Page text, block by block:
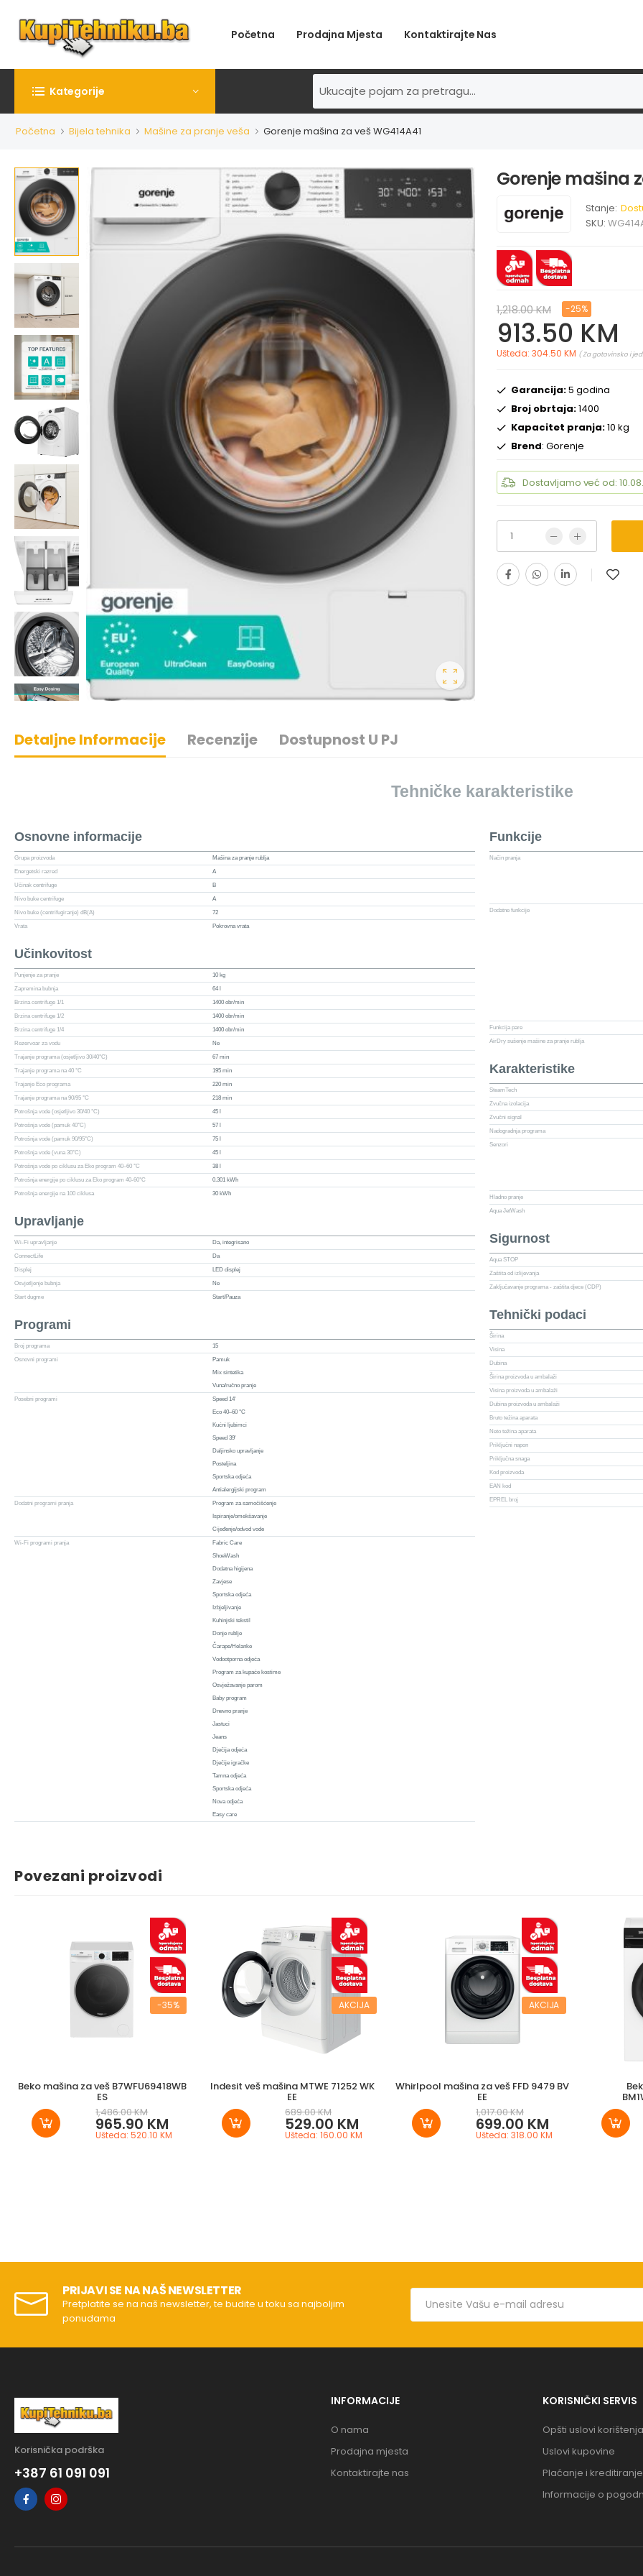
Početna Prodajna Mjesta Kontaktirajte Nas
Kategorije
Početna Bijela tehnika Mašine za pranje veša Gorenje mašina za veš WG414A41
Gorenje mašina
Stanje:
SKU:
1,218.00 KM -25%
913.50 KM
Ušteda: 304.50 KM ( Za gotovinsko i
Garancija:5 godina
Broj obrtaja:1400
Kapacitet pranja:10 kg
Brend: Gorenje
Dostavljamo već od:
Detaljne Informacije Recenzije Dostupnost U PJ
Tehničke karakteristike
Osnovne informacije
Grupa proizvoda Mašina za pranje rublja
Energetski razred A
Učinak centrifuge B
Nivo buke centrifuge A
Nivo buke (centrifugiranje) dB(A) 72
Vrata Pokrovna vrata
Učinkovitost
Punjenje za pranje 10 kg
Zapremina bubnja 64 l
Brzina centrifuge 1/1 1400 obr/min
Brzina centrifuge 1/2 1400 obr/min
Brzina centrifuge 1/4 1400 obr/min
Rezervoar za vodu Ne
Trajanje programa (osjetljivo 30/40°C) 67 min
Trajanje programa na 40 °C 195 min
Trajanje Eco programa 220 min
Trajanje programa na 90/95 °C 218 min
Potrošnja vode (osjetljivo 30/40 °C) 45 l
Potrošnja vode (pamuk 40°C) 57 l
Potrošnja vode (pamuk 90/95°C) 75 l
Potrošnja vode (vuna 30°C) 45 l
Potrošnja vode po ciklusu za Eko program 40–60 °C 38 l
Potrošnja energije po ciklusu za Eko program 40-60°C 0.301 kWh
Potrošnja energije na 100 ciklusa 30 kWh
Upravljanje
Wi-Fi upravljanje Da, integrisano
ConnectLife Da
Displej LED displej
Osvjetljenje bubnja Ne
Start dugme Start/Pauza
Programi
Broj programa 15
Osnovni programi
Pamuk
Mix sintetika
Vuna/ručno pranje
Posebni programi
Speed 14'
Eco 40–60 °C
Kućni ljubimci
Speed 39'
Daljinsko upravljanje
Posteljina
Sportska odjeća
Antialergijski program
Dodatni programi pranja
Program za samočišćenje
Ispiranje/omekšavanje
Cijeđenje/odvod vode
Wi-Fi programi pranja
Fabric Care
ShoeWash
Dodatna higijena
Zavjese
Sportska odjeća
Izbjeljivanje
Kuhinjski tekstil
Donje rublje
Čarape/Helanke
Vodootporna odjeća
Program za kupaće kostime
Osvježavanje parom
Baby program
Dnevno pranje
Jastuci
Jeans
Dječija odjeća
Dječije igračke
Tamna odjeća
Sportska odjeća
Nova odjeća
Easy care
Funkcije
Način pranja
Dodatne funkcije
Funkcija pare
AirDry sušenje mašine za pranje rublja
Karakteristike
SteamTech
Zvučna izolacija
Zvučni signal
Nadogradnja programa
Senzori
Hladno pranje
Aqua JetWash
Sigurnost
Aqua STOP
Zaštita od izlijevanja
Zaključavanje programa - zaštita djece (CDP)
Tehnički podaci
Širina
Visina
Dubina
Širina proizvoda u ambalaži
Visina proizvoda u ambalaži
Dubina proizvoda u ambalaži
Bruto težina aparata
Neto težina aparata
Priključni napon
Priključna snaga
Kod proizvoda
EAN kod
EPREL broj
Povezani proizvodi
-35%
Beko mašina za veš B7WFU69418WB
ES
1,486.00 KM
965.90 KM
Ušteda: 520.10 KM
AKCIJA
Indesit veš mašina MTWE 71252 WK
EE
689.00 KM
529.00 KM
Ušteda: 160.00 KM
AKCIJA
Whirlpool mašina za veš FFD 9479 BV
EE
1,017.00 KM
699.00 KM
Ušteda: 318.00 KM
PRIJAVI SE NA NAŠ NEWSLETTER
Pretplatite se na naš newsletter, te budite u toku sa najboljim
ponudama
Korisnička podrška
+387 61 091 091
INFORMACIJE
O nama
Prodajna mjesta
Kontaktirajte nas
KORISNIČKI SERVIS
Opšti uslovi korištenja
Uslovi kupovine
Plaćanje i kreditiranje
Informacije o